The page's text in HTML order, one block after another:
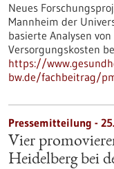
Neues
Mannheim der
basierte Analysen
Versorgungskosten
https://
bw.de/fachbeitrag/
Pressemitteilung -
Vier
Heidelberg bei